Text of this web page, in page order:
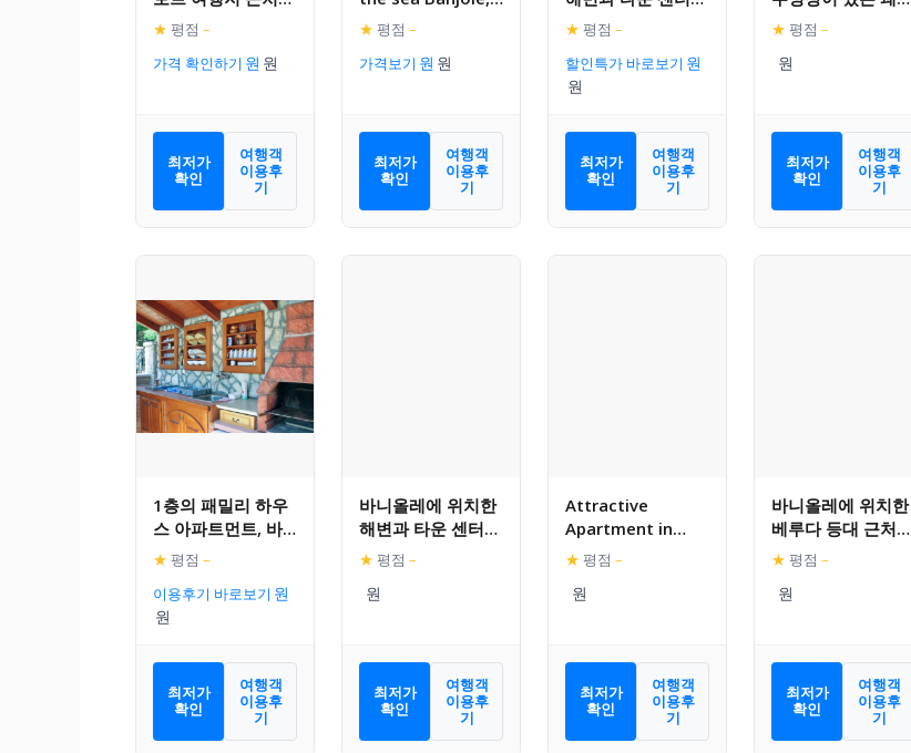
매력적인 아파트먼
★ 평점 –
가격 확인하기
최저가
확인
여행객
이용후
기
Pula – 2229
★ 평점 –
가격보기
최저가
확인
여행객
이용후
기
근처의 예쁜 아파트
먼트
★ 평점 –
할인특가 바로보기
최저가
확인
여행객
이용후
기
한 홀리데이 홈
★ 평점 –
최저가
확인
여행객
이용후
기
1층의 패밀리 하우
스 아파트먼트, 바
니올레, 메둘린
★ 평점 –
이용후기 바로보기
최저가
확인
여행객
이용후
기
바니올레에 위치한
해변과 타운 센터
근처의 사랑스러운
아파트먼트
★ 평점 –
최저가
확인
여행객
이용후
기
Attractive
Apartment in
Banjole near
Fratarski Otok
Island
★ 평점 –
최저가
확인
여행객
이용후
기
바니올레에 위치한
베루다 등대 근처의
매력적인 아파트먼
★ 평점 –
최저가
확인
여행객
이용후
기